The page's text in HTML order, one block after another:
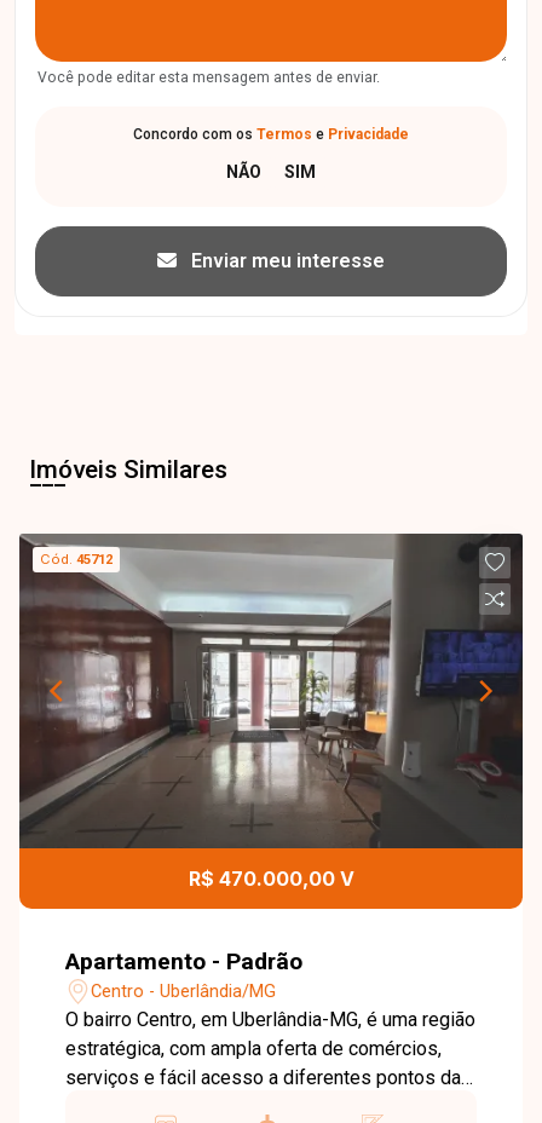
Você pode editar esta mensagem antes de enviar.
Concordo com os Termos e Privacidade
Enviar meu interesse
Imóveis Similares
Cód.45712
R$ 470.000,00 V
Apartamento - Padrão
Centro - Uberlândia/MG
O bairro Centro, em Uberlândia-MG, é uma região
estratégica, com ampla oferta de comércios,
serviços e fácil acesso a diferentes pontos da